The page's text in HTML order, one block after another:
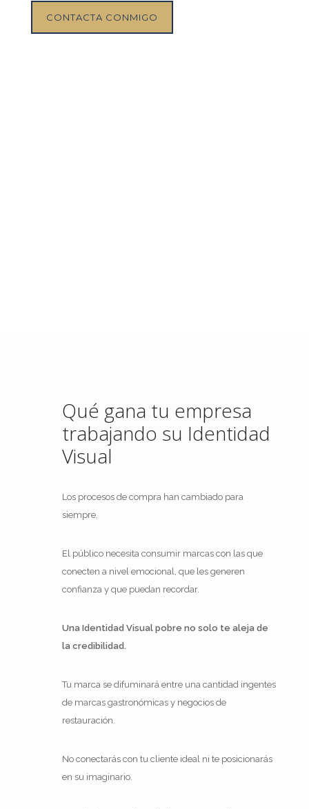
CONTACTA CONMIGO
Qué gana tu empresa
trabajando su Identidad
Visual
Los procesos de compra han cambiado para
siempre.
El público necesita consumir marcas con las que
conecten a nivel emocional, que les generen
confianza y que puedan recordar.
Una Identidad Visual pobre no solo te aleja de
la credibilidad.
Tu marca se difuminará entre una cantidad ingentes
de marcas gastronómicas y negocios de
restauración.
No conectarás con tu cliente ideal ni te posicionarás
en su imaginario.